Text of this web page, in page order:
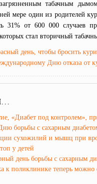
табачным
мере один из родителей
31% от 600 000 случаев
стал вторичный
день, чтобы бросить
Дню отказа от
«Диабет под контролем»,
борьбы с сахарным
сухожилий и мышц при
у детей
день борьбы с сахарным
к поликлинике теперь можно